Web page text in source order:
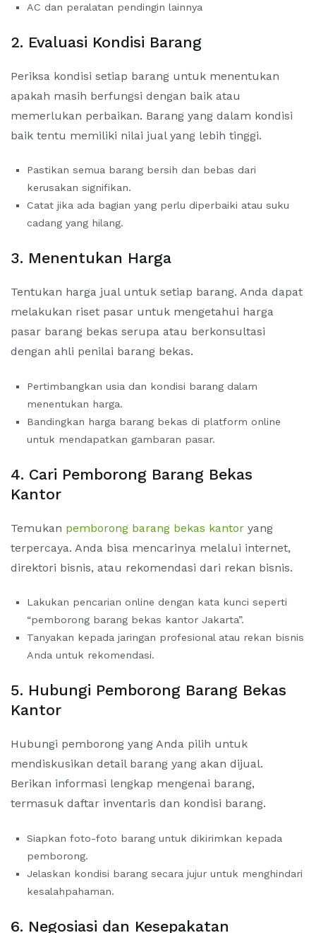
AC dan peralatan pendingin lainnya
2. Evaluasi Kondisi Barang
Periksa kondisi setiap barang untuk menentukan
apakah masih berfungsi dengan baik atau
memerlukan perbaikan. Barang yang dalam kondisi
baik tentu memiliki nilai jual yang lebih tinggi.
Pastikan semua barang bersih dan bebas dari
kerusakan signifikan.
Catat jika ada bagian yang perlu diperbaiki atau suku
cadang yang hilang.
3. Menentukan Harga
Tentukan harga jual untuk setiap barang. Anda dapat
melakukan riset pasar untuk mengetahui harga
pasar barang bekas serupa atau berkonsultasi
dengan ahli penilai barang bekas.
Pertimbangkan usia dan kondisi barang dalam
menentukan harga.
Bandingkan harga barang bekas di platform online
untuk mendapatkan gambaran pasar.
4. Cari Pemborong Barang Bekas
Kantor
Temukan pemborong barang bekas kantor yang
terpercaya. Anda bisa mencarinya melalui internet,
direktori bisnis, atau rekomendasi dari rekan bisnis.
Lakukan pencarian online dengan kata kunci seperti
“pemborong barang bekas kantor Jakarta”.
Tanyakan kepada jaringan profesional atau rekan bisnis
Anda untuk rekomendasi.
5. Hubungi Pemborong Barang Bekas
Kantor
Hubungi pemborong yang Anda pilih untuk
mendiskusikan detail barang yang akan dijual.
Berikan informasi lengkap mengenai barang,
termasuk daftar inventaris dan kondisi barang.
Siapkan foto-foto barang untuk dikirimkan kepada
pemborong.
Jelaskan kondisi barang secara jujur untuk menghindari
kesalahpahaman.
6. Negosiasi dan Kesepakatan